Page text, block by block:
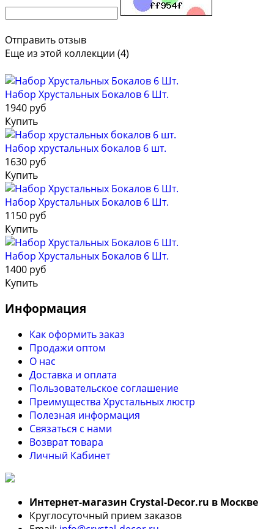
Отправить отзыв
Еще из этой коллекции (4)
Набор Хрустальных Бокалов 6 Шт.
1940 руб
Купить
Набор хрустальных бокалов 6 шт.
1630 руб
Купить
Набор Хрустальных Бокалов 6 Шт.
1150 руб
Купить
Набор Хрустальных Бокалов 6 Шт.
1400 руб
Купить
Информация
Как оформить заказ
Продажи оптом
О нас
Доставка и оплата
Пользовательское соглашение
Преимущества Хрустальных люстр
Полезная информация
Связаться с нами
Возврат товара
Личный Кабинет
Интернет-магазин Crystal-Decor.ru в Москве
Круглосуточный прием заказов